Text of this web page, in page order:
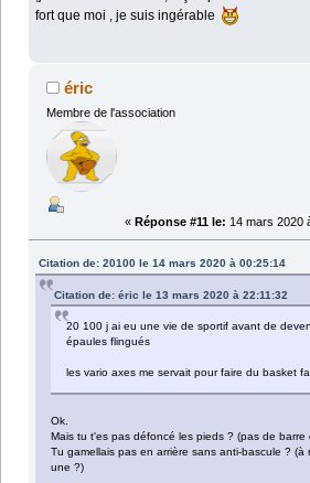
fort que moi , je suis ingérable
éric
Membre de l'association
« Réponse #11 le: 14 mars 2020
Citation de: 20100 le 14 mars 2020 à 00:25:14
Citation de: éric le 13 mars 2020 à 22:11:32
20 100 j ai eu une vie de sportif avant de
épaules flingués
les vario axes me servait pour faire du basket
Ok.
Mais tu t'es pas défoncé les pieds ? (pas de barre
Tu gamellais pas en arrière sans anti-bascule ? (à
une ?)